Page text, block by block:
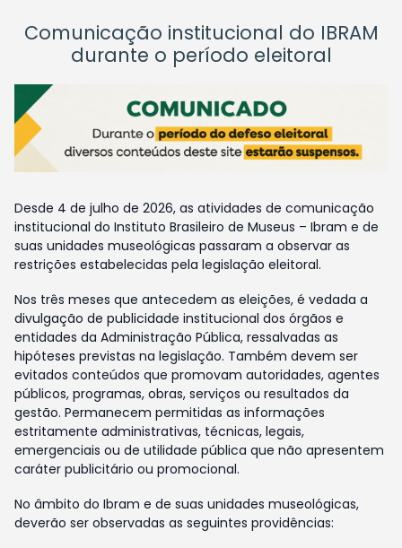
Comunicação institucional do IBRAM
durante o período eleitoral
Desde 4 de julho de 2026, as atividades de comunicação
institucional do Instituto Brasileiro de Museus – Ibram e de
suas unidades museológicas passaram a observar as
restrições estabelecidas pela legislação eleitoral.
Nos três meses que antecedem as eleições, é vedada a
divulgação de publicidade institucional dos órgãos e
entidades da Administração Pública, ressalvadas as
hipóteses previstas na legislação. Também devem ser
evitados conteúdos que promovam autoridades, agentes
públicos, programas, obras, serviços ou resultados da
gestão. Permanecem permitidas as informações
estritamente administrativas, técnicas, legais,
emergenciais ou de utilidade pública que não apresentem
caráter publicitário ou promocional.
No âmbito do Ibram e de suas unidades museológicas,
deverão ser observadas as seguintes providências: